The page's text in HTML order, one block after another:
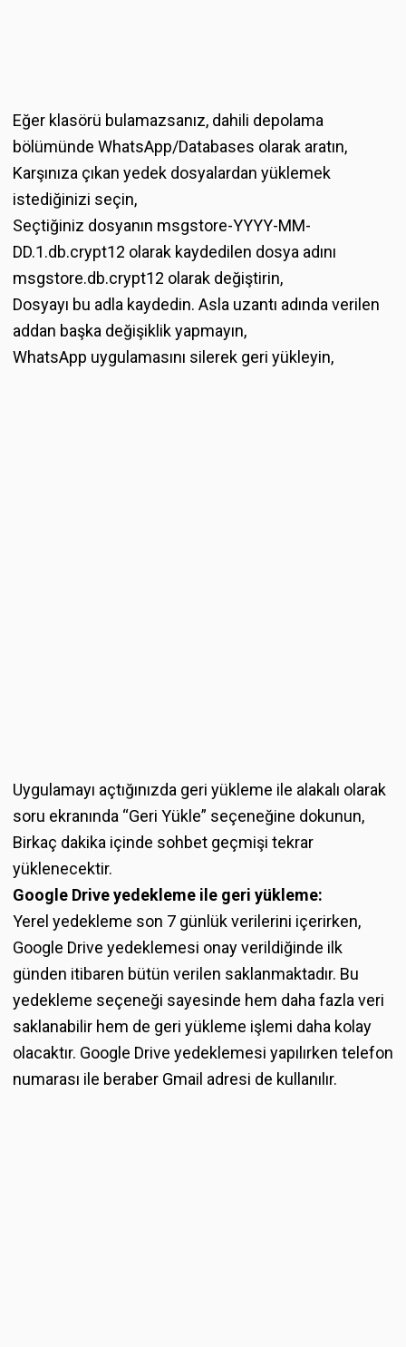
Eğer klasörü bulamazsanız, dahili depolama
bölümünde WhatsApp/Databases olarak aratın,
Karşınıza çıkan yedek dosyalardan yüklemek
istediğinizi seçin,
Seçtiğiniz dosyanın msgstore-YYYY-MM-
DD.1.db.crypt12 olarak kaydedilen dosya adını
msgstore.db.crypt12 olarak değiştirin,
Dosyayı bu adla kaydedin. Asla uzantı adında verilen
addan başka değişiklik yapmayın,
WhatsApp uygulamasını silerek geri yükleyin,
Uygulamayı açtığınızda geri yükleme ile alakalı olarak
soru ekranında “Geri Yükle” seçeneğine dokunun,
Birkaç dakika içinde sohbet geçmişi tekrar
yüklenecektir.
Google Drive yedekleme ile geri yükleme:
Yerel yedekleme son 7 günlük verilerini içerirken,
Google Drive yedeklemesi onay verildiğinde ilk
günden itibaren bütün verilen saklanmaktadır. Bu
yedekleme seçeneği sayesinde hem daha fazla veri
saklanabilir hem de geri yükleme işlemi daha kolay
olacaktır. Google Drive yedeklemesi yapılırken telefon
numarası ile beraber Gmail adresi de kullanılır.